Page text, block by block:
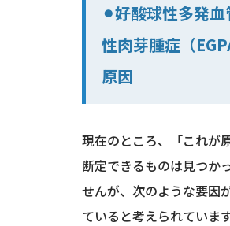
⚫︎好酸球性多発
性肉芽腫症（
原因
現在のところ、「これが
断定できるものは見つか
せんが、次のような要因
ていると考えられています